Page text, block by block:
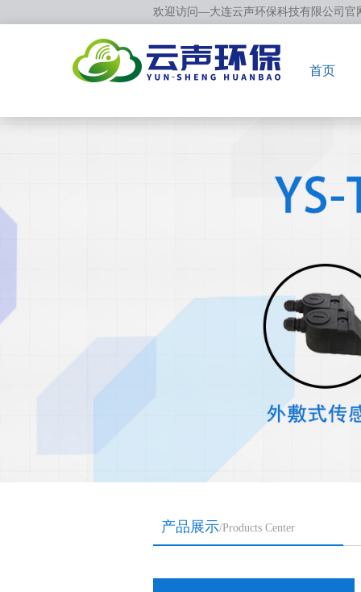
欢迎访问—大连云声环保科技有限公司官
首页
产品展示/Products Center